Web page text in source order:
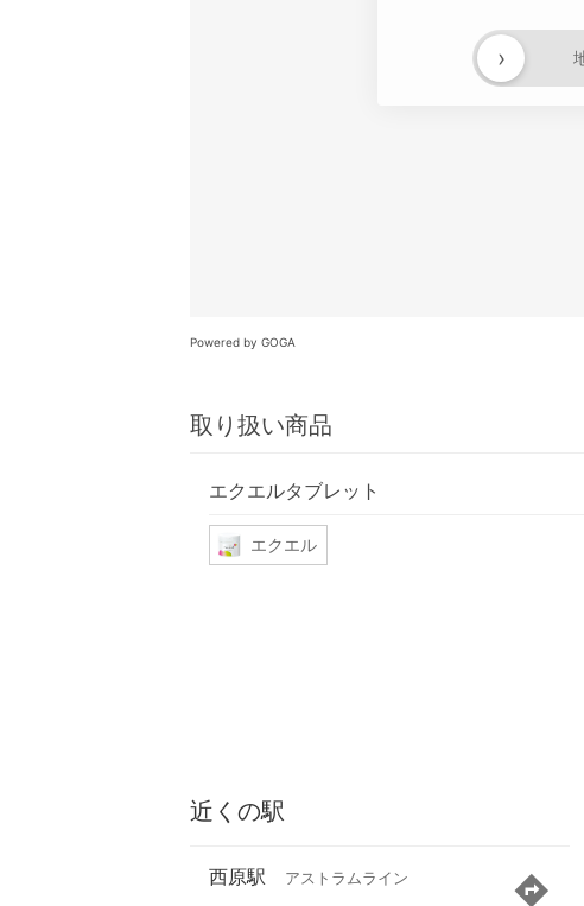
›
Powered by GOGA
取り扱い商品
エクエルタブレット
エクエル
近くの駅
西原駅 アストラムライン